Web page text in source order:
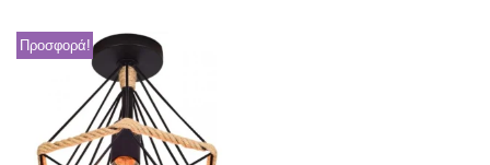
Προσφορά!